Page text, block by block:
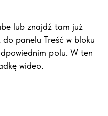
lub znajdź tam już
panelu Treść w bloku
polu. W ten
wideo.